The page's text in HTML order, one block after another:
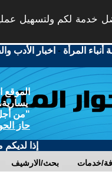
خدمة لكم ولتسهيل
أنباء المرأة - اخبار الأدب
"من
حاز
إذا
بحث/الارشيف خدمات